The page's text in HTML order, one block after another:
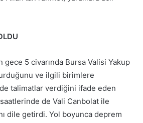
5 civarında Bursa Valisi Yakup
ve ilgili birimlere
talimatlar verdiğini ifade eden
de Vali Canbolat ile
dile getirdi. Yol boyunca deprem